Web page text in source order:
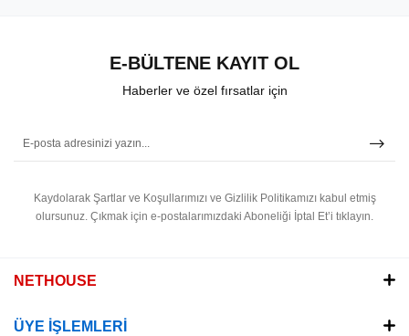
E-BÜLTENE KAYIT OL
Haberler ve özel fırsatlar için
Kaydolarak Şartlar ve Koşullarımızı ve Gizlilik Politikamızı kabul etmiş
olursunuz. Çıkmak için e-postalarımızdaki Aboneliği İptal Et’i tıklayın.
NETHOUSE
ÜYE İŞLEMLERİ